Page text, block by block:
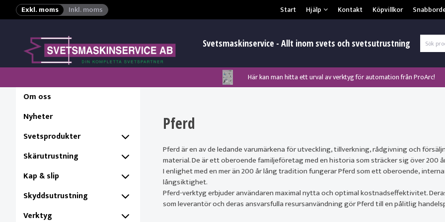
Exkl. moms Inkl. moms Start Hjälp
Säkerhet & Cookies Kontakt Köpvillkor
Svetsmaskinservice - Allt inom svets och svetsutrustning
Klicka här för att se alla våra nuvarande kampanjer!
Här kan man hitta ett urval av verktyg för automation från ProArc!
Nyhet! Lägesställare, rullbockar och längdsvets från ProArc!
Nyhet! Tig-svets från Esab, Rogue ET 230iP AC/DC!
Nyhet! Tig-svets Minarc T 223 AC/DC från Kemppi!
Nyhet! Nya PAPR-enheten från ESAB EPR-X1.1!
Nyhet! MinarcMig 190 Auto och MinarcMig 220 Auto från Kemppi!
Om oss
Nyheter
Svetsprodukter
Skärutrustning
Kap & slip
Skyddsutrustning
Verktyg
Pferd
Pferd är en av de ledande varumärkena för utveckling, tillverkning, rådgivning och
material. De är ett oberoende familjeföretag med en historia som sträcker sig över 200
I enlighet med en mer än 200 år lång tradition fungerar Pferd som ett oberoende,
långsiktighet.
Pferd-verktyg erbjuder användaren maximal nytta och optimal kostnadseffektivitet.
som leverantör och deras ansvarsfulla resursanvändning gör Pferd till en pålitlig